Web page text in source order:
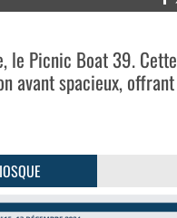
le Picnic Boat 39. Cette
avant spacieux, offrant
PLUS D'INFOS